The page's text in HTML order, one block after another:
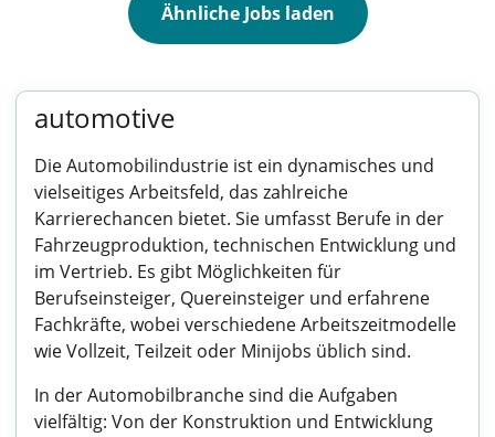
Ähnliche Jobs laden
automotive
Die Automobilindustrie ist ein dynamisches und
vielseitiges Arbeitsfeld, das zahlreiche
Karrierechancen bietet. Sie umfasst Berufe in der
Fahrzeugproduktion, technischen Entwicklung und
im Vertrieb. Es gibt Möglichkeiten für
Berufseinsteiger, Quereinsteiger und erfahrene
Fachkräfte, wobei verschiedene Arbeitszeitmodelle
wie Vollzeit, Teilzeit oder Minijobs üblich sind.
In der Automobilbranche sind die Aufgaben
vielfältig: Von der Konstruktion und Entwicklung